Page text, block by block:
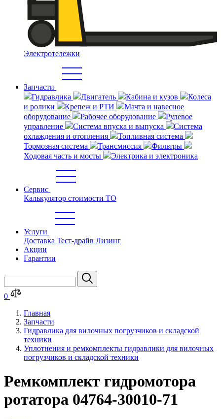
Электротележки
Запчасти
Гидравлика
Двигатель Кабина и кузов
Колеса
и ролики
Крепеж и РТИ
Мачта и навесное
оборудование
Рабочее оборудование
Рулевое
управление
Система впуска и выпуска
Система
охлаждения и отопления
Топливная система
Тормозная система
Трансмиссия
Фильтры
Ходовая часть и мосты
Электрика и электроника
Сервис
Калькулятор стоимости ТО
Услуги
Доставка Тест-драйв Лизинг
Акции
Гарантии
0
Главная
Запчасти
Гидравлика для вилочных погрузчиков и складской
техники
Уплотнения и ремкомплекты гидравлики для вилочных
погрузчиков и складской техники
Ремкомплект гидромотора
ротатора 04764-30010-71